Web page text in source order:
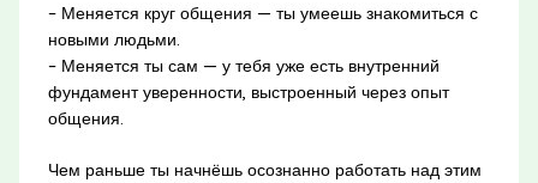
– Меняется круг общения — ты умеешь знакомиться с
новыми людьми.
– Меняется ты сам — у тебя уже есть внутренний
фундамент уверенности, выстроенный через опыт
общения.
Чем раньше ты начнёшь осознанно работать над этим